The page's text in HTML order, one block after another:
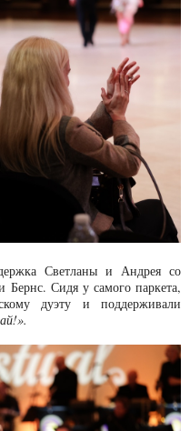
Светланы и Андрея со
Сидя у самого паркета,
дуэту и поддерживали